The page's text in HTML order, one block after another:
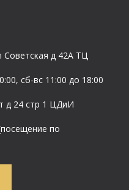
Cоветская д 42А ТЦ
сб-вс 11:00 до 18:00
д 24 стр 1 ЦДиИ
по